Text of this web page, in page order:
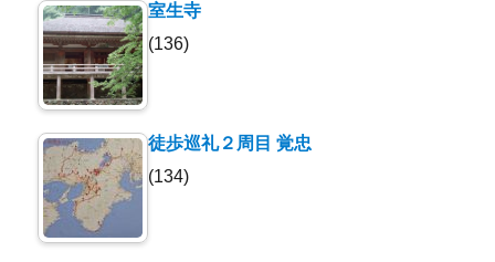
室生寺
(136)
徒歩巡礼２周目 覚忠
(134)